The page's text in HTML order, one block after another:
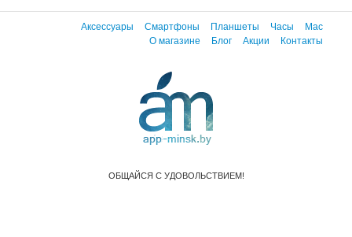
Аксессуары Смартфоны Планшеты Часы
Mac
О магазине
Блог Акции Контакты
ОБЩАЙСЯ С УДОВОЛЬСТВИЕМ!